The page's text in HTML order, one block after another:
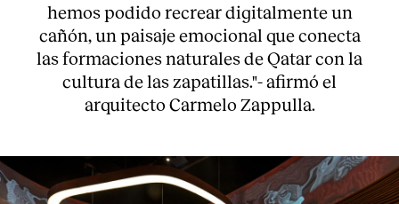
hemos podido recrear digitalmente un
cañón, un paisaje emocional que conecta
las formaciones naturales de Qatar con la
cultura de las zapatillas."- afirmó el
arquitecto Carmelo Zappulla.